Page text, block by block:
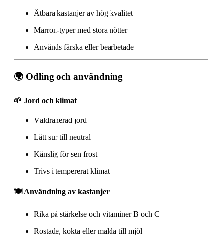
Ätbara kastanjer av hög kvalitet
Marron-typer med stora nötter
Används färska eller bearbetade
🌍 Odling och användning
🌱 Jord och klimat
Väldränerad jord
Lätt sur till neutral
Känslig för sen frost
Trivs i tempererat klimat
🍽️ Användning av kastanjer
Rika på stärkelse och vitaminer B och C
Rostade, kokta eller malda till mjöl